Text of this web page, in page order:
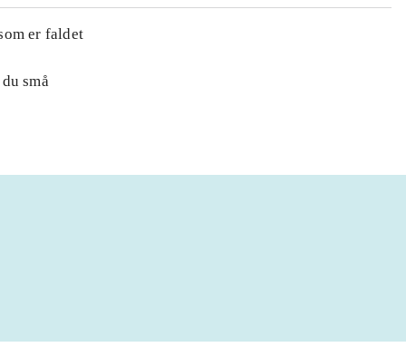
er faldet
små